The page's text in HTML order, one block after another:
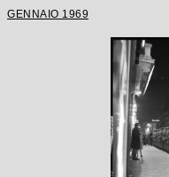
GENNAIO 1969